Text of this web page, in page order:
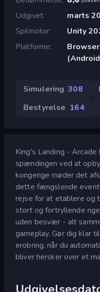
Udgivet
marts
Spilmotor
Unity
Platforme
Simulering 308
Bestyrelse 164
King's Landing -
spændingen ved at
kongerige møder det
dette fængslende
rejse for at etablere og
stort og fortryllende
uden besvær - alt
gameplay. Gør dig klar
erobring, når du
bliver hersker over et